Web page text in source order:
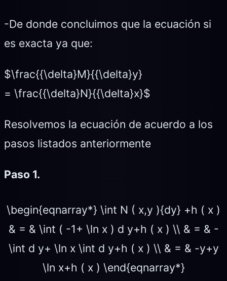
-De donde concluimos que la ecuación si
es exacta ya que:
$\frac{{\delta}M}{{\delta}y}
= \frac{{\delta}N}{{\delta}x}$
Resolvemos la ecuación de acuerdo a los
pasos listados anteriormente
Paso 1.
\begin{eqnarray*} \int N ( x,y ){dy} +h ( x )
& = & \int ( -1+ \ln x ) d y+h ( x ) \\ & = & -
\int d y+ \ln x \int d y+h ( x ) \\ & = & -y+y
\ln x+h ( x ) \end{eqnarray*}